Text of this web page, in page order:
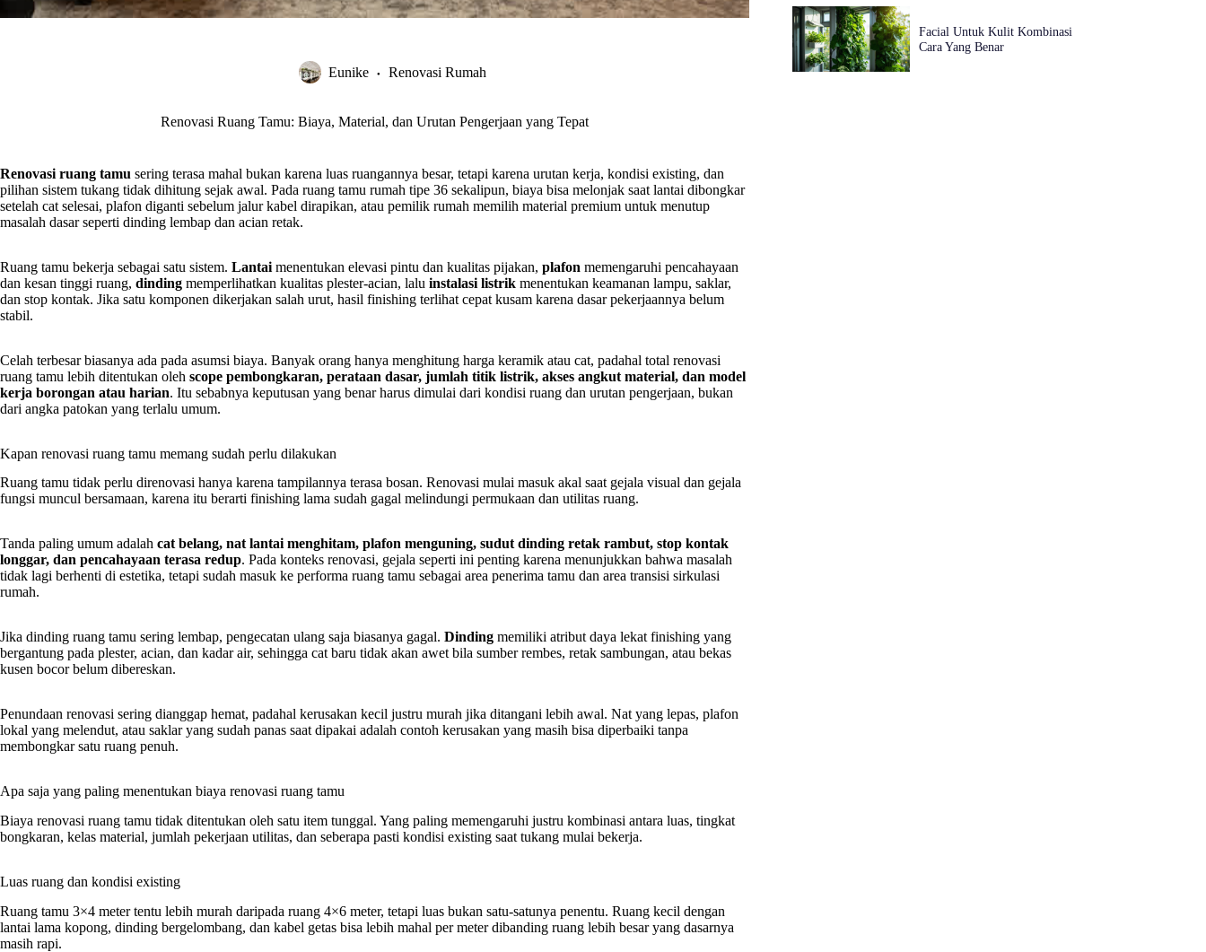
Eunike Renovasi Rumah
Renovasi Ruang Tamu: Biaya, Material, dan Urutan Pengerjaan yang Tepat
Renovasi ruang tamu sering terasa mahal bukan karena luas ruangannya besar, tetapi karena urutan kerja, kondisi existing, dan
pilihan sistem tukang tidak dihitung sejak awal. Pada ruang tamu rumah tipe 36 sekalipun, biaya bisa melonjak saat lantai dibongkar
setelah cat selesai, plafon diganti sebelum jalur kabel dirapikan, atau pemilik rumah memilih material premium untuk menutup
masalah dasar seperti dinding lembap dan acian retak.
Ruang tamu bekerja sebagai satu sistem. Lantai menentukan elevasi pintu dan kualitas pijakan, plafon memengaruhi pencahayaan
dan kesan tinggi ruang, dinding memperlihatkan kualitas plester-acian, lalu instalasi listrik menentukan keamanan lampu, saklar,
dan stop kontak. Jika satu komponen dikerjakan salah urut, hasil finishing terlihat cepat kusam karena dasar pekerjaannya belum
stabil.
Celah terbesar biasanya ada pada asumsi biaya. Banyak orang hanya menghitung harga keramik atau cat, padahal total renovasi
ruang tamu lebih ditentukan oleh scope pembongkaran, perataan dasar, jumlah titik listrik, akses angkut material, dan model
kerja borongan atau harian. Itu sebabnya keputusan yang benar harus dimulai dari kondisi ruang dan urutan pengerjaan, bukan
dari angka patokan yang terlalu umum.
Kapan renovasi ruang tamu memang sudah perlu dilakukan
Ruang tamu tidak perlu direnovasi hanya karena tampilannya terasa bosan. Renovasi mulai masuk akal saat gejala visual dan gejala
fungsi muncul bersamaan, karena itu berarti finishing lama sudah gagal melindungi permukaan dan utilitas ruang.
Tanda paling umum adalah cat belang, nat lantai menghitam, plafon menguning, sudut dinding retak rambut, stop kontak
longgar, dan pencahayaan terasa redup. Pada konteks renovasi, gejala seperti ini penting karena menunjukkan bahwa masalah
tidak lagi berhenti di estetika, tetapi sudah masuk ke performa ruang tamu sebagai area penerima tamu dan area transisi sirkulasi
rumah.
Jika dinding ruang tamu sering lembap, pengecatan ulang saja biasanya gagal. Dinding memiliki atribut daya lekat finishing yang
bergantung pada plester, acian, dan kadar air, sehingga cat baru tidak akan awet bila sumber rembes, retak sambungan, atau bekas
kusen bocor belum dibereskan.
Penundaan renovasi sering dianggap hemat, padahal kerusakan kecil justru murah jika ditangani lebih awal. Nat yang lepas, plafon
lokal yang melendut, atau saklar yang sudah panas saat dipakai adalah contoh kerusakan yang masih bisa diperbaiki tanpa
membongkar satu ruang penuh.
Apa saja yang paling menentukan biaya renovasi ruang tamu
Biaya renovasi ruang tamu tidak ditentukan oleh satu item tunggal. Yang paling memengaruhi justru kombinasi antara luas, tingkat
bongkaran, kelas material, jumlah pekerjaan utilitas, dan seberapa pasti kondisi existing saat tukang mulai bekerja.
Luas ruang dan kondisi existing
Ruang tamu 3×4 meter tentu lebih murah daripada ruang 4×6 meter, tetapi luas bukan satu-satunya penentu. Ruang kecil dengan
lantai lama kopong, dinding bergelombang, dan kabel getas bisa lebih mahal per meter dibanding ruang lebih besar yang dasarnya
masih rapi.
Facial Untuk Kulit Kombinasi
Cara Yang Benar